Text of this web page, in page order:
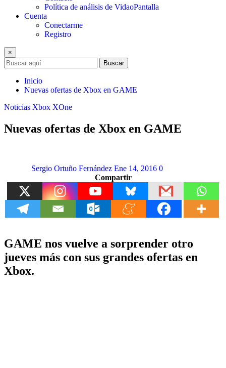
Política de análisis de VidaoPantalla
Cuenta
Conectarme
Registro
×
Buscar
Inicio
Nuevas ofertas de Xbox en GAME
Noticias Xbox XOne
Nuevas ofertas de Xbox en GAME
Sergio Ortuño Fernández Ene 14, 2016 0
Compartir
GAME nos vuelve a sorprender otro
jueves más con sus grandes ofertas en
Xbox.